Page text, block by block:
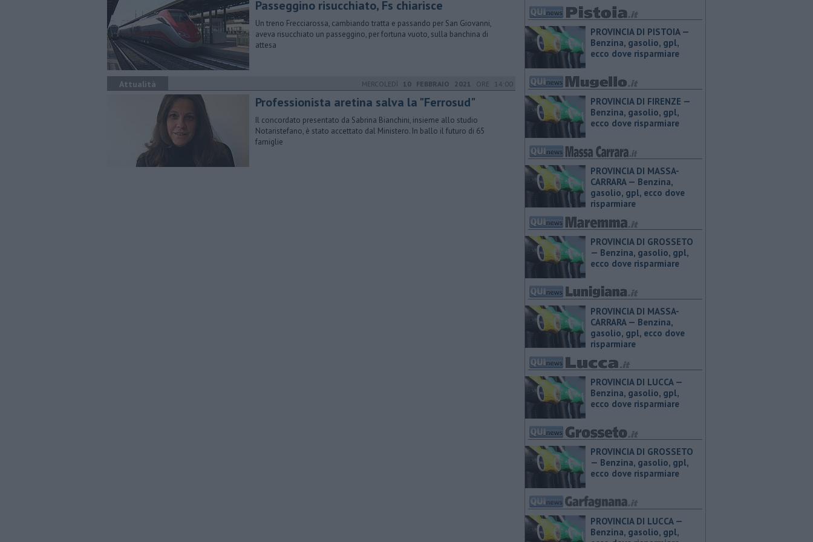
Passeggino risucchiato, Fs chiarisce
Un treno Frecciarossa, cambiando tratta e passando per San Giovanni,
aveva risucchiato un passeggino, per fortuna vuoto, sulla banchina di
attesa
Attualità MERCOLEDÌ 10 FEBBRAIO 2021 ORE 14:00
Professionista aretina salva la "Ferrosud"
Il concordato presentato da Sabrina Bianchini, insieme allo studio
Notaristefano, è stato accettato dal Ministero. In ballo il futuro di 65
famiglie
PROVINCIA DI PISTOIA — ​
Benzina, gasolio, gpl,
ecco dove risparmiare
PROVINCIA DI FIRENZE — ​
Benzina, gasolio, gpl,
ecco dove risparmiare
PROVINCIA DI MASSA-
CARRARA — ​Benzina,
gasolio, gpl, ecco dove
risparmiare
PROVINCIA DI GROSSETO
— ​Benzina, gasolio, gpl,
ecco dove risparmiare
PROVINCIA DI MASSA-
CARRARA — ​Benzina,
gasolio, gpl, ecco dove
risparmiare
PROVINCIA DI LUCCA — ​
Benzina, gasolio, gpl,
ecco dove risparmiare
PROVINCIA DI GROSSETO
— ​Benzina, gasolio, gpl,
ecco dove risparmiare
PROVINCIA DI LUCCA — ​
Benzina, gasolio, gpl,